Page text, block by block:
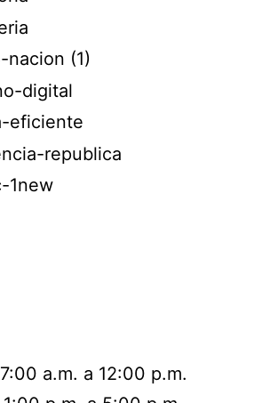
7:00 a.m. a 12:00 p.m.